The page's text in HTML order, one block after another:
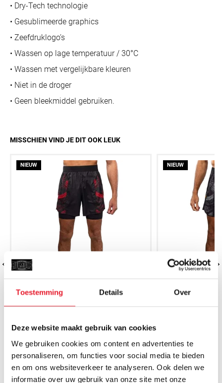
Toestemming Details Over
Deze website maakt gebruik van cookies
We gebruiken cookies om content en advertenties te
personaliseren, om functies voor social media te bieden
en om ons websiteverkeer te analyseren. Ook delen we
informatie over uw gebruik van onze site met onze
• Dry-Tech technologie
• Gesublimeerde graphics
• Zeefdruklogo’s
• Wassen op lage temperatuur / 30°C
• Wassen met vergelijkbare kleuren
• Niet in de droger
• Geen bleekmiddel gebruiken.
MISSCHIEN VIND JE DIT OOK LEUK
NIEUW
Venum Matupa Training Short
Zwart/Rood
€59.99
NIEUW